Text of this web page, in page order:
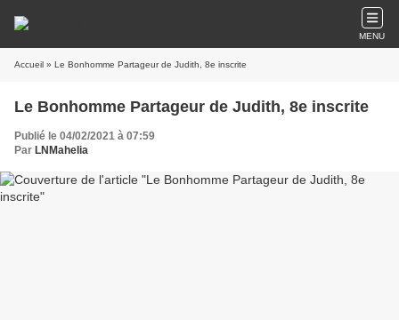
MENU
Accueil » Le Bonhomme Partageur de Judith, 8e inscrite
Le Bonhomme Partageur de Judith, 8e inscrite
Publié le 04/02/2021 à 07:59
Par LNMahelia